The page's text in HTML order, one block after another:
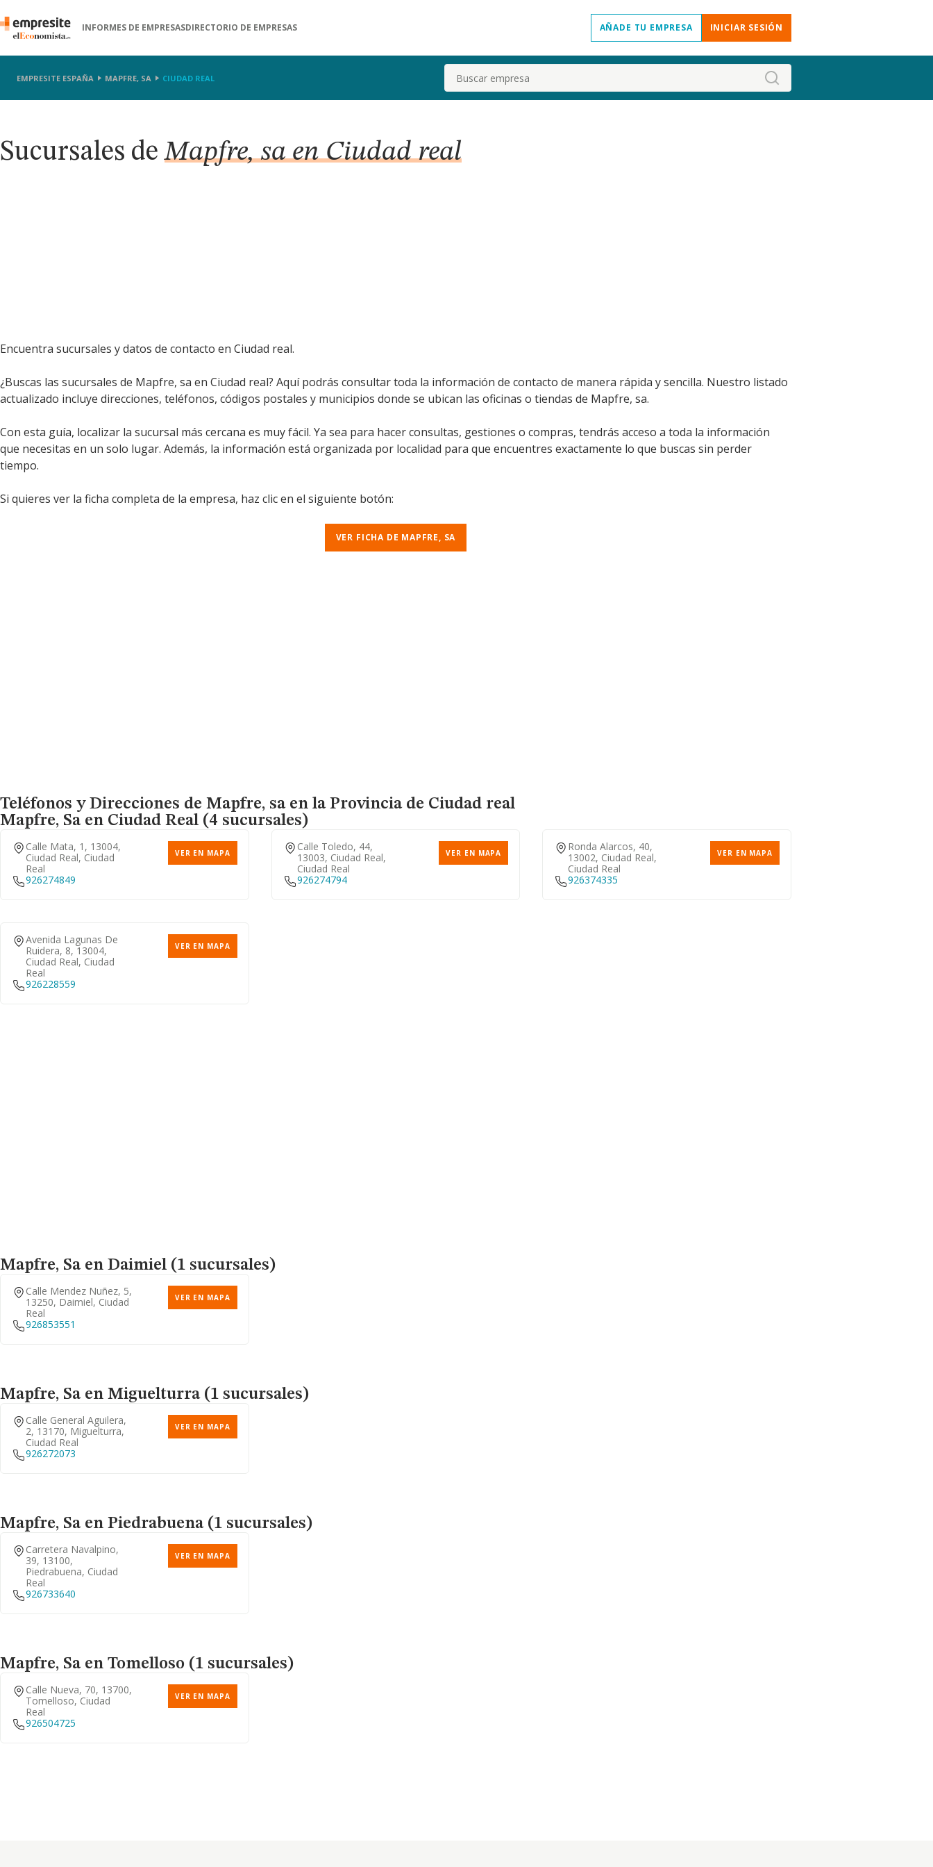
INFORMES DE EMPRESASDIRECTORIO DE EMPRESAS AÑADE TU EMPRESA INICIAR SESIÓN
EMPRESITE ESPAÑA MAPFRE, SA CIUDAD REAL Buscar
Sucursales deMapfre, sa en Ciudad real
Encuentra sucursales y datos de contacto en Ciudad real.
¿Buscas las sucursales de Mapfre, sa en Ciudad real? Aquí podrás consultar toda la información de contacto de manera rápida y sencilla. Nuestro listado
actualizado incluye direcciones, teléfonos, códigos postales y municipios donde se ubican las oficinas o tiendas de Mapfre, sa.
Con esta guía, localizar la sucursal más cercana es muy fácil. Ya sea para hacer consultas, gestiones o compras, tendrás acceso a toda la información
que necesitas en un solo lugar. Además, la información está organizada por localidad para que encuentres exactamente lo que buscas sin perder
tiempo.
Si quieres ver la ficha completa de la empresa, haz clic en el siguiente botón:
VER FICHA DE MAPFRE, SA
Teléfonos y Direcciones de Mapfre, sa en la Provincia de Ciudad real
Mapfre, Saen Ciudad Real (4 sucursales)
Calle Mata, 1, 13004,
Ciudad Real, Ciudad
Real
VER EN MAPA
926274849
Calle Toledo, 44,
13003, Ciudad Real,
Ciudad Real
VER EN MAPA
926274794
Ronda Alarcos, 40,
13002, Ciudad Real,
Ciudad Real
VER EN MAPA
926374335
Avenida Lagunas De
Ruidera, 8, 13004,
Ciudad Real, Ciudad
Real
VER EN MAPA
926228559
Mapfre, Saen Daimiel (1 sucursales)
Calle Mendez Nuñez, 5,
13250, Daimiel, Ciudad
Real
VER EN MAPA
926853551
Mapfre, Saen Miguelturra (1 sucursales)
Calle General Aguilera,
2, 13170, Miguelturra,
Ciudad Real
VER EN MAPA
926272073
Mapfre, Saen Piedrabuena (1 sucursales)
Carretera Navalpino,
39, 13100,
Piedrabuena, Ciudad
Real
VER EN MAPA
926733640
Mapfre, Saen Tomelloso (1 sucursales)
Calle Nueva, 70, 13700,
Tomelloso, Ciudad
Real
VER EN MAPA
926504725